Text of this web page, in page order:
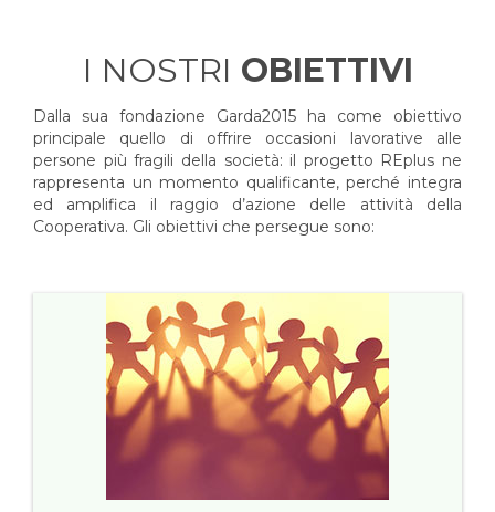
I NOSTRI OBIETTIVI
Dalla sua fondazione Garda2015 ha come obiettivo
principale quello di offrire occasioni lavorative alle
persone più fragili della società: il progetto REplus ne
rappresenta un momento qualificante, perché integra
ed amplifica il raggio d’azione delle attività della
Cooperativa. Gli obiettivi che persegue sono: